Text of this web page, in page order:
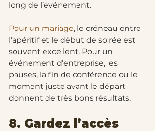
long de l’événement.
Pour un mariage, le créneau entre
l’apéritif et le début de soirée est
souvent excellent. Pour un
événement d’entreprise, les
pauses, la fin de conférence ou le
moment juste avant le départ
donnent de très bons résultats.
8. Gardez l’accès